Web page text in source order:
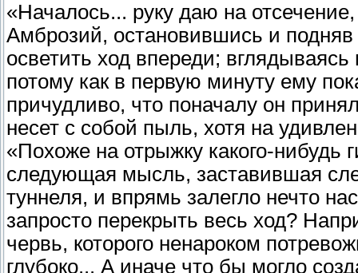
«Началось... руку даю на
Амброзий, остановившись и
осветить ход впереди;
потому как в первую минуту ему
причудливо, что поначалу он
несет с собой пыль, хотя на
«Похоже на отрыжку какого-нибудь
следующая мысль, заставившая
туннеля, и впрямь залегло нечто
запросто перекрыть весь ход?
червь, которого ненароком
глубоко... А иначе что бы могло